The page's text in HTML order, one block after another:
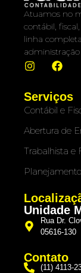
Atuamos no
contábil,
linha
Serviços
Contábil e
Abertura de
Trabalhista e
Unidade
Rua Dr.
05616-130
Contato
(11) 4113-